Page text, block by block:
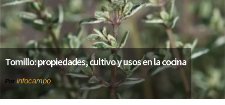
Tomillo: propiedades, cultivo y usos en la cocina
Por infocampo